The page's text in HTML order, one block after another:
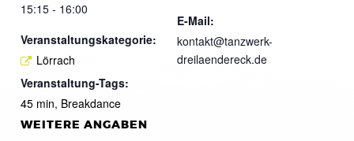
15:15 - 16:00
Veranstaltungskategorie:
Lörrach
Veranstaltung-Tags:
45 min, Breakdance
E-Mail:
kontakt@tanzwerk-
dreilaendereck.de
WEITERE ANGABEN